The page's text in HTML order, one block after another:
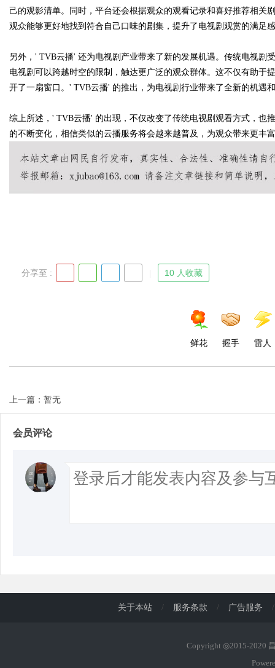
!
d
己的观影清单。同时，平台还会根据观众的观看记录和喜好推荐相关
观众能够更好地找到符合自己口味的剧集，提升了电视剧观赏的满足
另外，' TVB云播' 还为电视剧产业带来了新的发展机遇。传统电视剧
电视剧可以跨越时空的限制，触达更广泛的观众群体。这不仅有助于
开了一扇窗口。' TVB云播' 的推出，为电视剧行业带来了全新的机遇
综上所述，' TVB云播' 的出现，不仅改变了传统电视剧观看方式，也
的不断变化，相信类似的云播服务将会越来越普及，为观众带来更丰
分享至 : 10 人收藏
鲜花 握手 雷人
上一篇：暂无
会员评论
关于本站 / 服务条款 / 广告服务 /
Copyright ◎2015-2020